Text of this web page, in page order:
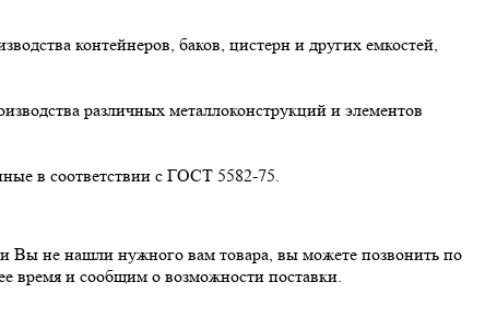
контейнеров, баков, цистерн и других емкостей,
различных металлоконструкций и элементов
в соответствии с ГОСТ 5582-75.
Вы не нашли нужного вам товара, вы можете позвонить по
время и сообщим о возможности поставки.